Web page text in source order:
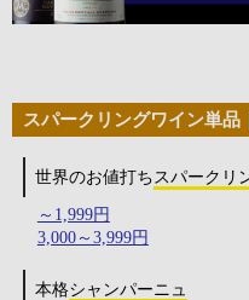
スパークリングワイン単
世界のお値打ちスパークリ
～1,999円
3,000～3,999円
本格シャンパーニュ